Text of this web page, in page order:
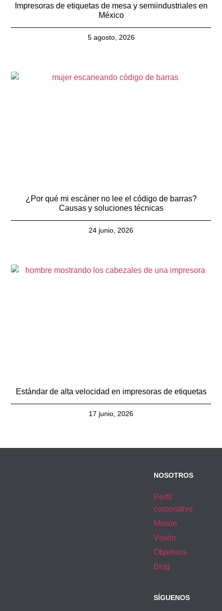
Impresoras de etiquetas de mesa y semiindustriales en
México
5 agosto, 2026
¿Por qué mi escáner no lee el código de barras?
Causas y soluciones técnicas
24 junio, 2026
Estándar de alta velocidad en impresoras de etiquetas
17 junio, 2026
NOSOTROS
Perfil
corporativo
Misión
Visión
Objetivos
Blog
SÍGUENOS